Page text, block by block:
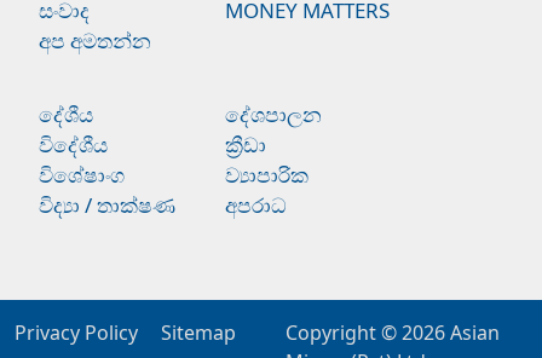
සංවාද
MONEY MATTERS
අප අමතන්න
දේශීය
දේශපාලන
විදේශීය
ක්‍රීඩා
විශේෂාංග
ව්‍යාපාරික
විද්‍යා / තාක්ෂණ
අපරාධ
Privacy Policy Sitemap Copyright © 2026Asian